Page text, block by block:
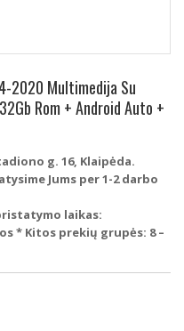
2020 Multimedija Su
Rom + Android Auto +
g. 16, Klaipėda.
Jums per 1-2 darbo
laikas:
* Kitos prekių grupės: 8 –